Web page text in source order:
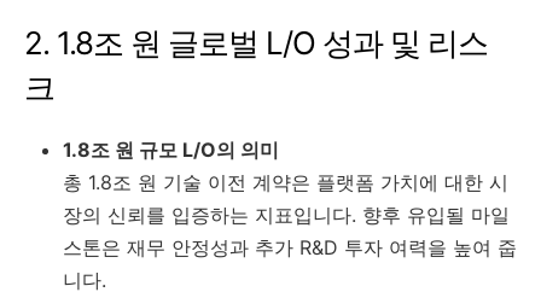
2. 1.8조 원 글로벌 L/O 성과 및 리스
크
1.8조 원 규모 L/O의 의미
총 1.8조 원 기술 이전 계약은 플랫폼 가치에 대한 시
장의 신뢰를 입증하는 지표입니다. 향후 유입될 마일
스톤은 재무 안정성과 추가 R&D 투자 여력을 높여 줍
니다.